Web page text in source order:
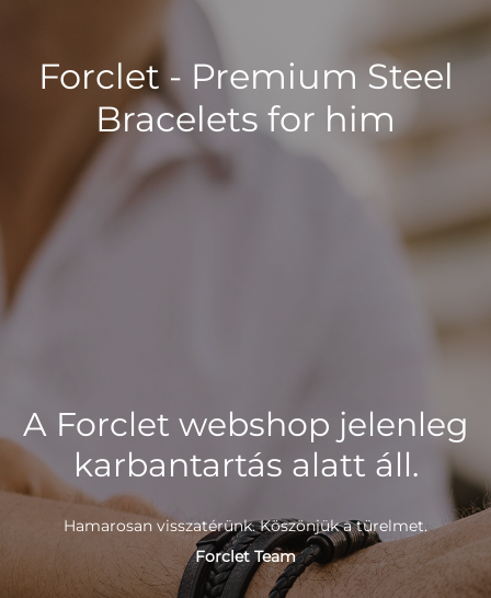
Forclet - Premium Steel
Bracelets for him
A Forclet webshop jelenleg
karbantartás alatt áll.
Hamarosan visszatérünk. Köszönjük a türelmet.
Forclet Team